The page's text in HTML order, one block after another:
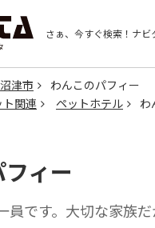
さぁ、今すぐ検索！ ナビ
沼津市
わんこのパフィー
ト関連 ペットホテル わ
ィー
員です。大切な家族